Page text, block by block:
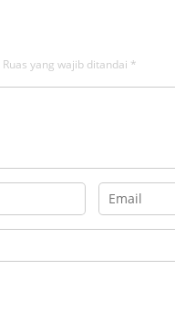
Ruas yang wajib ditandai *